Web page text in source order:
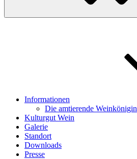
Informationen
Die amtierende Weinkönigin
Kulturgut Wein
Galerie
Standort
Downloads
Presse